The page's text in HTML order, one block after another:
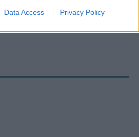
Data Access Privacy Policy